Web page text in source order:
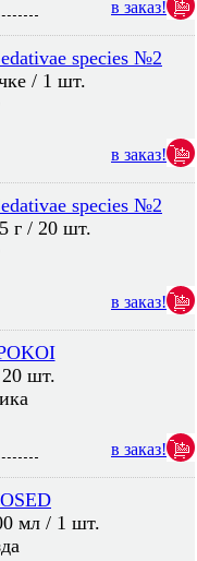
в заказ!
species №2
/ 1 шт.
в заказ!
species №2
г / 20 шт.
в заказ!
20 шт.
в заказ!
мл / 1 шт.